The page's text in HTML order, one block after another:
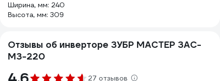
Ширина, мм: 240
Высота, мм: 309
Отзывы об инверторе ЗУБР МАСТЕР ЗАС-
М3-220
27 отзывов